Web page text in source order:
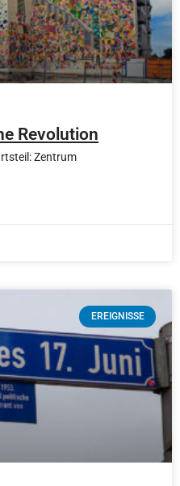
Revolution
Zentrum
EREIGNISSE